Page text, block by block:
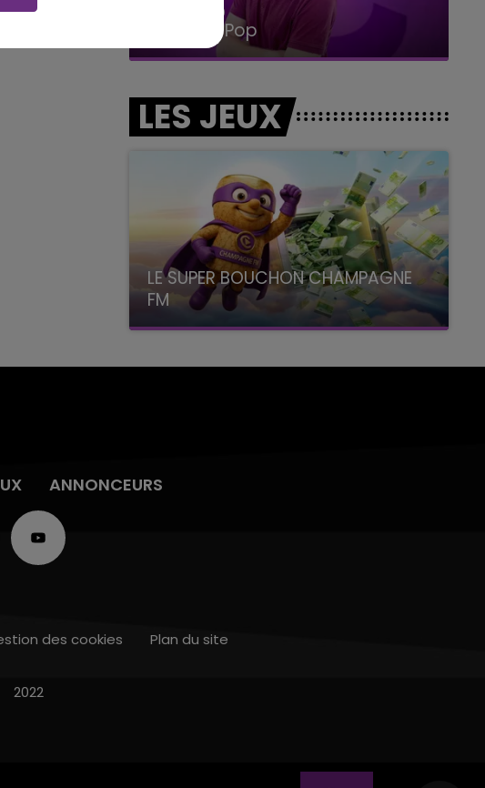
14h00 - 15h00
La Radio Pop
LES JEUX
LE SUPER BOUCHON CHAMPAGNE
FM
avec La Famille Champagne FM, à 8H10
ANNONCEURS
des cookies Plan du site
2022